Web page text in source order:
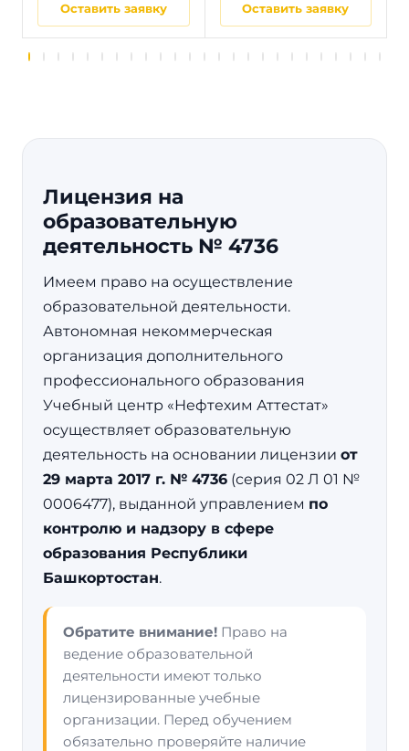
Оставить заявку Оставить заявку
Лицензия на
образовательную
деятельность № 4736
Имеем право на осуществление
образовательной деятельности.
Автономная некоммерческая
организация дополнительного
профессионального образования
Учебный центр «Нефтехим Аттестат»
осуществляет образовательную
деятельность на основании лицензии от
29 марта 2017 г. № 4736 (серия 02 Л 01 №
0006477), выданной управлением по
контролю и надзору в сфере
образования Республики
Башкортостан.
Обратите внимание! Право на
ведение образовательной
деятельности имеют только
лицензированные учебные
организации. Перед обучением
обязательно проверяйте наличие